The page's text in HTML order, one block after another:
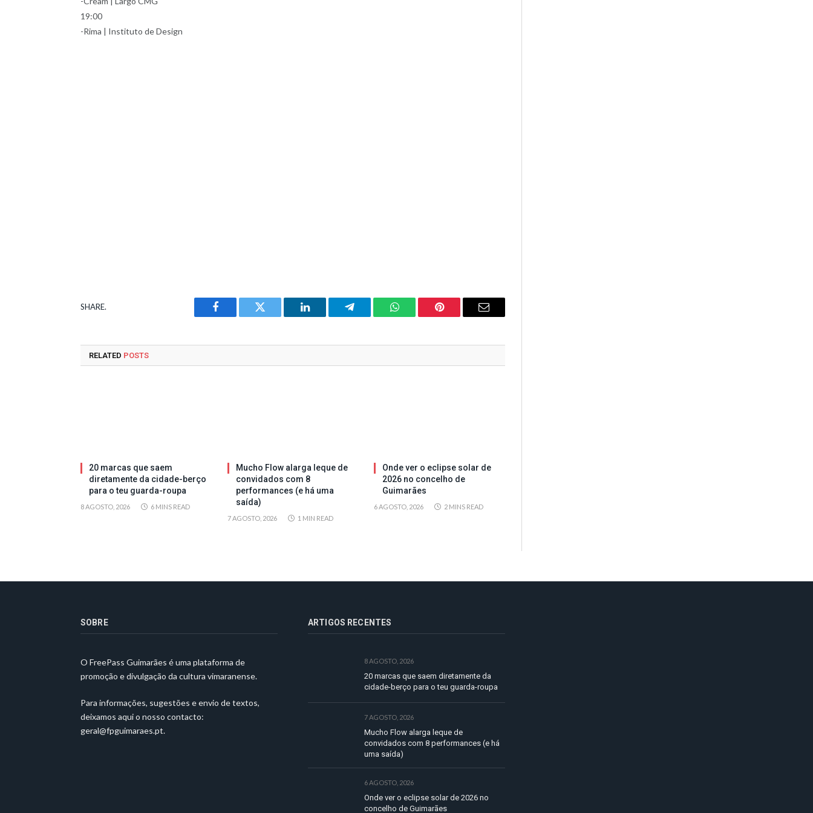
19:00
-Rima | Instituto de Design
SHARE.
Facebook Twitter LinkedIn Telegram WhatsAppPinterest Email
RELATED POSTS
20 marcas que saem
diretamente da cidade-berço
para o teu guarda-roupa
8 AGOSTO, 2026 6 MINS READ
Mucho Flow alarga leque de
convidados com 8
performances (e há uma
saída)
7 AGOSTO, 2026 1 MIN READ
Onde ver o eclipse solar de
2026 no concelho de
Guimarães
6 AGOSTO, 2026 2 MINS READ
SOBRE
O FreePass Guimarães é uma plataforma de
promoção e divulgação da cultura vimaranense.
Para informações, sugestões e envio de textos,
deixamos aqui o nosso contacto:
geral@fpguimaraes.pt.
ARTIGOS RECENTES
8 AGOSTO, 2026
20 marcas que saem diretamente da
cidade-berço para o teu guarda-roupa
7 AGOSTO, 2026
Mucho Flow alarga leque de
convidados com 8 performances (e há
uma saída)
6 AGOSTO, 2026
Onde ver o eclipse solar de 2026 no
concelho de Guimarães